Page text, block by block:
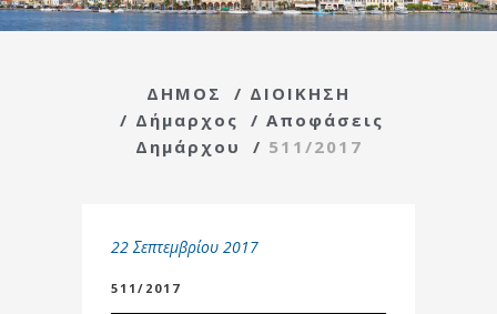
ΔΗΜΟΣ / ΔΙΟΙΚΗΣΗ
/ Δήμαρχος / Αποφάσεις
Δημάρχου
/ 511/2017
22 Σεπτεμβρίου 2017
511/2017